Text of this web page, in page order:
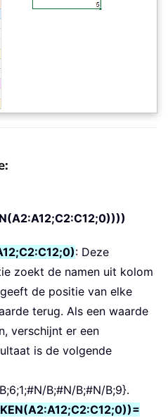
: Deze
zoekt de namen uit kolom
de positie van elke
terug. Als een waarde
verschijnt er een
is de volgende
B;#N/B;#N/B;9}.